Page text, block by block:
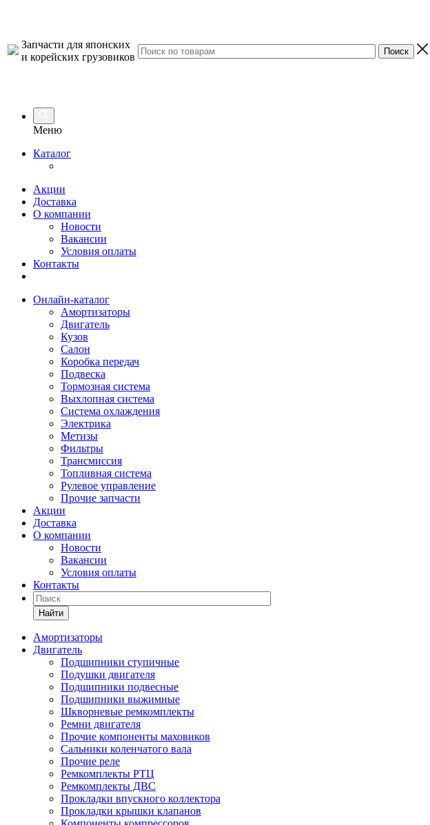
Запчасти для японских
и корейских грузовиков
Меню
Каталог
Акции
Доставка
О компании
Новости
Вакансии
Условия оплаты
Контакты
Онлайн-каталог
Амортизаторы
Двигатель
Кузов
Салон
Коробка передач
Подвеска
Тормозная система
Выхлопная система
Система охлаждения
Электрика
Метизы
Фильтры
Трансмиссия
Топливная система
Рулевое управление
Прочие запчасти
Акции
Доставка
О компании
Новости
Вакансии
Условия оплаты
Контакты
Найти
Амортизаторы
Двигатель
Подшипники ступичные
Подушки двигателя
Подшипники подвесные
Подшипники выжимные
Шкворневые ремкомплекты
Ремни двигателя
Прочие компоненты маховиков
Сальники коленчатого вала
Прочие реле
Ремкомплекты РТЦ
Ремкомплекты ДВС
Прокладки впускного коллектора
Прокладки крышки клапанов